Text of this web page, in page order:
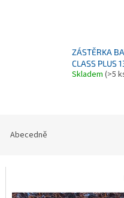
ZÁSTĚRKA
CLASS PLUS
Skladem (>5
Abecedně